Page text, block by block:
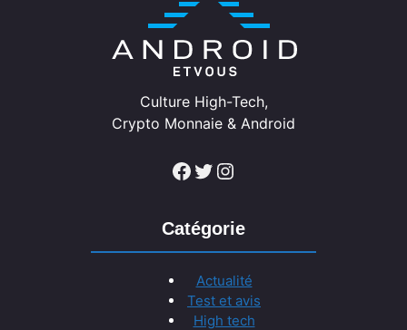
Culture High-Tech,
Crypto Monnaie & Android
Facebook Twitter Instagram
Catégorie
Actualité
Test et avis
High tech